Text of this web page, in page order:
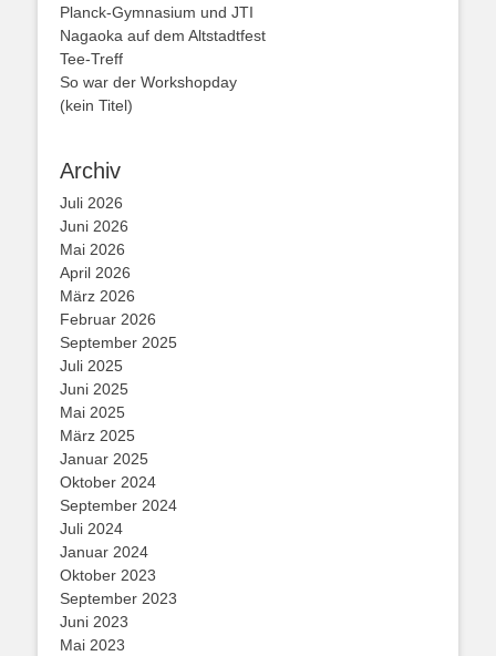
Planck-Gymnasium und JTI
Nagaoka auf dem Altstadtfest
Tee-Treff
So war der Workshopday
(kein Titel)
Archiv
Juli 2026
Juni 2026
Mai 2026
April 2026
März 2026
Februar 2026
September 2025
Juli 2025
Juni 2025
Mai 2025
März 2025
Januar 2025
Oktober 2024
September 2024
Juli 2024
Januar 2024
Oktober 2023
September 2023
Juni 2023
Mai 2023